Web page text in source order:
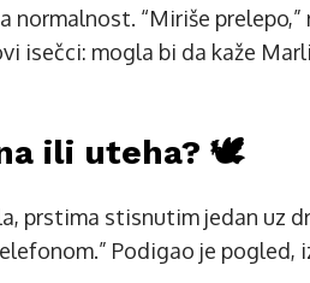
normalnost. “Miriše
isečci: mogla bi da kaže
ili uteha? 🕊️
prstima stisnutim jedan uz
Podigao je pogled,